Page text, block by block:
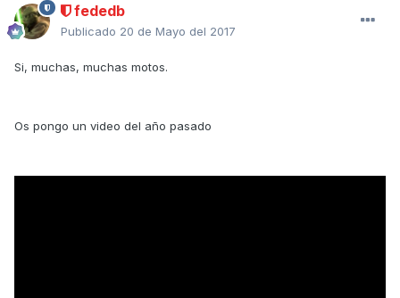
fededb
Publicado 20 de Mayo del 2017
Si, muchas, muchas motos.
Os pongo un video del año pasado